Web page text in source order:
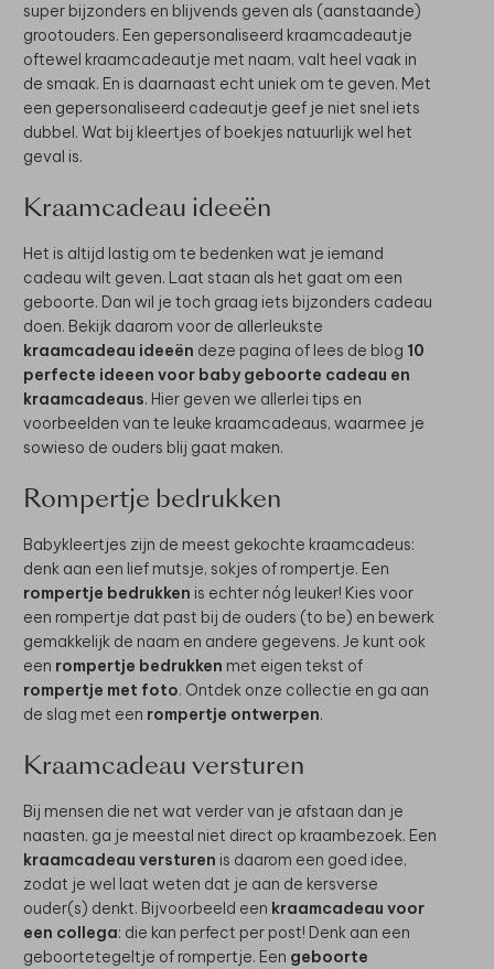
super bijzonders en blijvends geven als (aanstaande)
grootouders. Een gepersonaliseerd kraamcadeautje
oftewel kraamcadeautje met naam, valt heel vaak in
de smaak. En is daarnaast echt uniek om te geven. Met
een gepersonaliseerd cadeautje geef je niet snel iets
dubbel. Wat bij kleertjes of boekjes natuurlijk wel het
geval is.
Kraamcadeau ideeën
Het is altijd lastig om te bedenken wat je iemand
cadeau wilt geven. Laat staan als het gaat om een
geboorte. Dan wil je toch graag iets bijzonders cadeau
doen. Bekijk daarom voor de allerleukste
kraamcadeau ideeën deze pagina of lees de blog 10
perfecte ideeen voor baby geboorte cadeau en
kraamcadeaus. Hier geven we allerlei tips en
voorbeelden van te leuke kraamcadeaus, waarmee je
sowieso de ouders blij gaat maken.
Rompertje bedrukken
Babykleertjes zijn de meest gekochte kraamcadeus:
denk aan een lief mutsje, sokjes of rompertje. Een
rompertje bedrukken is echter nóg leuker! Kies voor
een rompertje dat past bij de ouders (to be) en bewerk
gemakkelijk de naam en andere gegevens. Je kunt ook
een rompertje bedrukken met eigen tekst of
rompertje met foto. Ontdek onze collectie en ga aan
de slag met een rompertje ontwerpen.
Kraamcadeau versturen
Bij mensen die net wat verder van je afstaan dan je
naasten, ga je meestal niet direct op kraambezoek. Een
kraamcadeau versturen is daarom een goed idee,
zodat je wel laat weten dat je aan de kersverse
ouder(s) denkt. Bijvoorbeeld een kraamcadeau voor
een collega: die kan perfect per post! Denk aan een
geboortetegeltje of rompertje. Een geboorte